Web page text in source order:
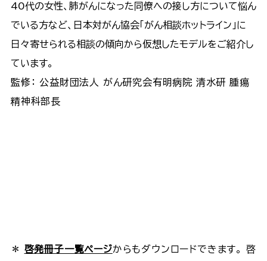
40代の女性、肺がんになった同僚への接し方について悩ん
でいる方など、日本対がん協会「がん相談ホットライン」に
日々寄せられる相談の傾向から仮想したモデルをご紹介し
ています。
監修： 公益財団法人 がん研究会有明病院 清水研 腫瘍
精神科部長
＊ 啓発冊子一覧ページからもダウンロードできます。 啓